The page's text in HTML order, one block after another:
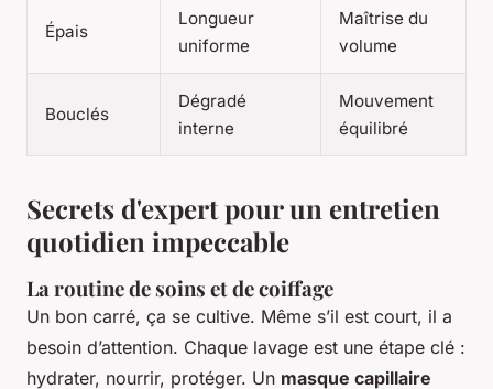
Épais
Longueur
uniforme
Maîtrise du
volume
Bouclés
Dégradé
interne
Mouvement
équilibré
Secrets d'expert pour un entretien
quotidien impeccable
La routine de soins et de coiffage
Un bon carré, ça se cultive. Même s’il est court, il a
besoin d’attention. Chaque lavage est une étape clé :
hydrater, nourrir, protéger. Un masque capillaire